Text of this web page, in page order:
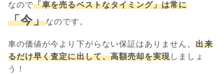
なので「車を売るベストなタイミング」は常に
「今」なのです。
車の価値が今より下がらない保証はありません。出来
るだけ早く査定に出して、高額売却を実現しましょ
う！